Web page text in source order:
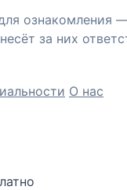
ознакомления
за них
О нас